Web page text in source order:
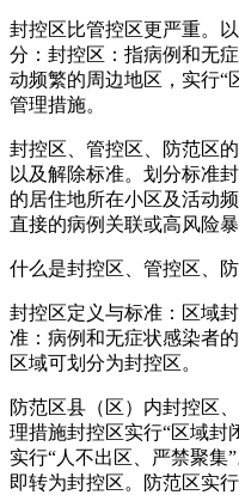
封控区比管控区更严重。
分：封控区：指病例和无
动频繁的周边地区，实行“
管理措施。
封控区、管控区、防范区
以及解除标准。划分标准
的居住地所在小区及活动
直接的病例关联或高风险
什么是封控区、管控区、
封控区定义与标准：区域
准：病例和无症状感染者
区域可划分为封控区。
防范区县（区）内封控区
理措施封控区实行“区域封
实行“人不出区、严禁聚集
即转为封控区。防范区实